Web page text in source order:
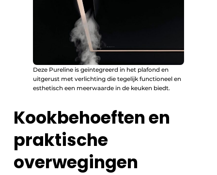
Deze Pureline is geïntegreerd in het plafond en
uitgerust met verlichting die tegelijk functioneel en
esthetisch een meerwaarde in de keuken biedt.
Kookbehoeften en
praktische
overwegingen